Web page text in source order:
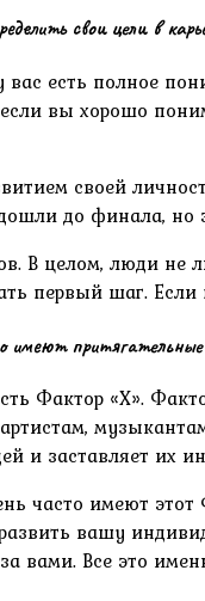
свои цели в
есть полное
вы хорошо
своей
до финала, но
В целом, люди не
первый шаг.
притягательные
Фактор «X».
и заставляет их
часто имеют
вашу
вами. Все это